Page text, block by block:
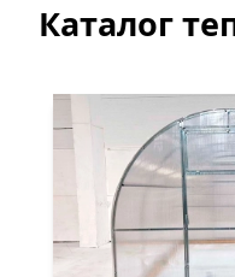
Каталог